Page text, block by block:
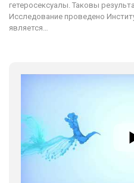
гетеросексуалы. Таковы
Исследование проведено
является…